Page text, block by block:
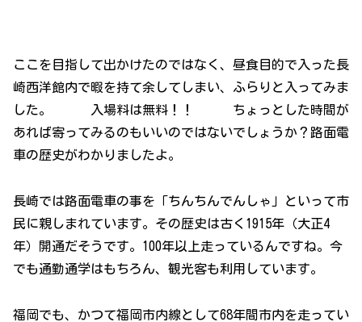
ここを目指して出かけたのではなく、昼食目的で入った長
崎西洋館内で暇を持て余してしまい、ふらりと入ってみま
した。 入場料は無料！！ ちょっとした時間が
あれば寄ってみるのもいいのではないでしょうか？路面電
車の歴史がわかりましたよ。
長崎では路面電車の事を「ちんちんでんしゃ」といって市
民に親しまれています。その歴史は古く1915年（大正4
年）開通だそうです。100年以上走っているんですね。今
でも通勤通学はもちろん、観光客も利用しています。
福岡でも、かつて福岡市内線として68年間市内を走ってい